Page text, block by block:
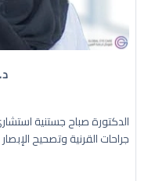
الدكتورة صباح جستنية
جراحات القرنية وتصحيح